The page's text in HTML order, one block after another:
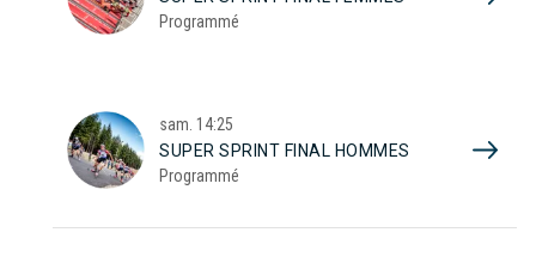
Programmé
sam. 14:25
SUPER SPRINT FINAL HOMMES
Programmé